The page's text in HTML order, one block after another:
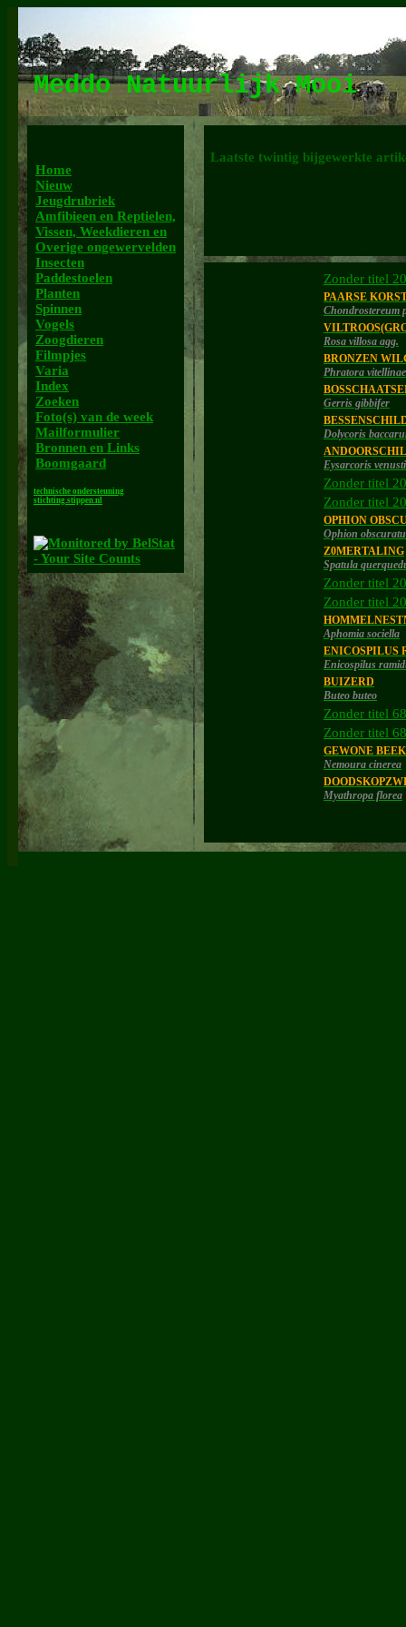
Meddo Natuurlijk Mooi
Home
Nieuw
Jeugdrubriek
Amfibieen en Reptielen,
Vissen, Weekdieren en
Overige ongewervelden
Insecten
Paddestoelen
Planten
Spinnen
Vogels
Zoogdieren
Filmpjes
Varia
Index
Zoeken
Foto(s) van de week
Mailformulier
Bronnen en Links
Boomgaard
technische ondersteuning
stichting.stippen.nl
Laatste twintig bijgewerkte
Zonder titel
PAARSE
Chondrostereum
Rosa villosa agg.
BRONZEN
Phratora vitellinae
Gerris gibbifer
Dolycoris
Eysarcoris
Zonder titel
Zonder titel
OPHION
Ophion
Z0MERTALING
Spatula
Zonder titel
Zonder titel
Aphomia sociella
ENICOSPILUS
Enicospilus
BUIZERD
Buteo buteo
Zonder titel
Zonder titel
GEWONE
Nemoura cinerea
Myathropa florea